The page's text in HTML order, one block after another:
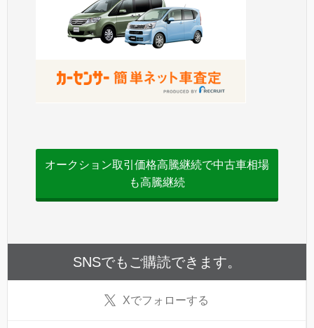
オークション取引価格高騰継続で中古車相場
も高騰継続
SNSでもご購読できます。
Xでフォローする